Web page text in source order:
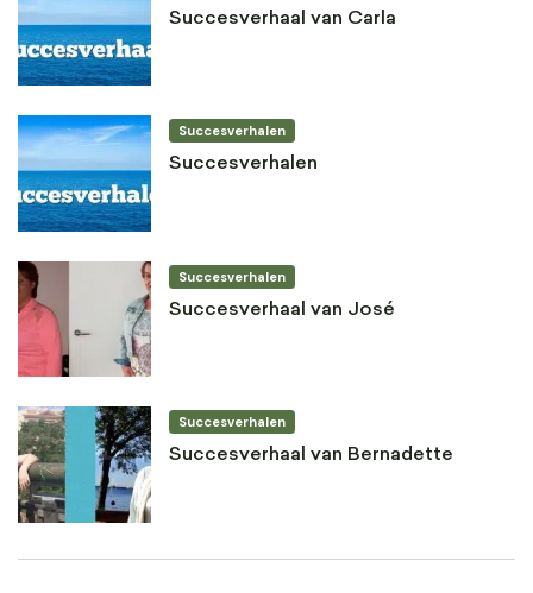
Succesverhaal van Carla
Succesverhalen
Succesverhalen
Succesverhalen
Succesverhaal van José
Succesverhalen
Succesverhaal van Bernadette